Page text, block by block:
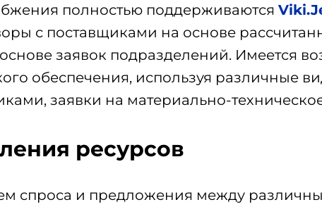
полностью поддерживаются
с поставщиками на основе
заявок подразделений. Имеется
обеспечения, используя различные
заявки на материально-
ресурсов
спроса и предложения между